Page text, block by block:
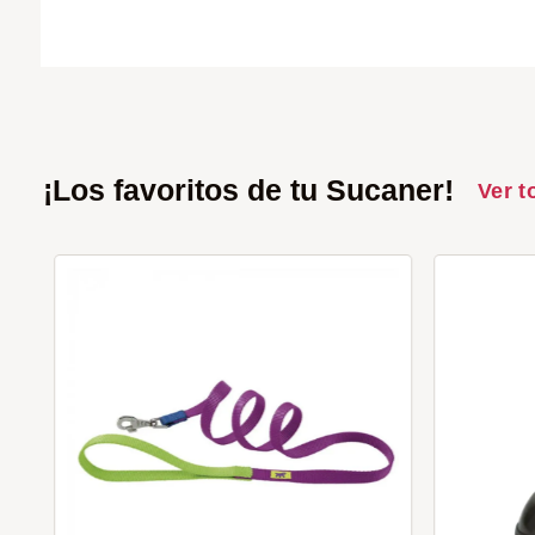
¡Los favoritos de tu Sucaner! Ver